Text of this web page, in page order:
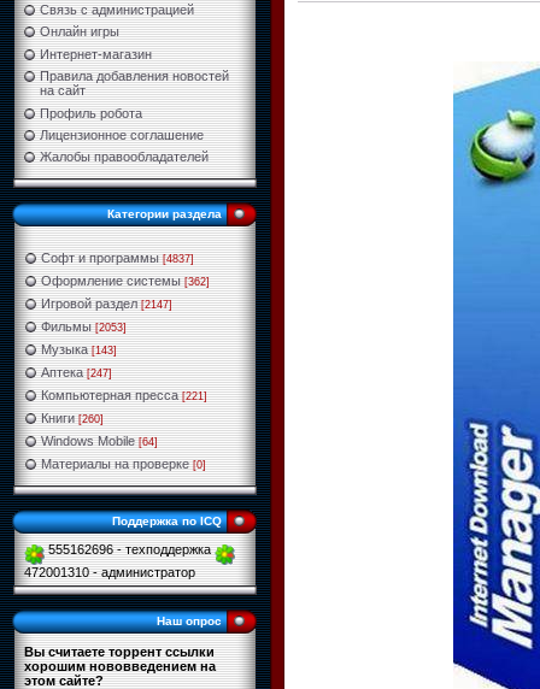
Связь с администрацией
Онлайн игры
Интернет-магазин
Правила добавления новостей
на сайт
Профиль робота
Лицензионное соглашение
Жалобы правообладателей
Категории раздела
Софт и программы [4837]
Оформление системы [362]
Игровой раздел [2147]
Фильмы [2053]
Музыка [143]
Аптека [247]
Компьютерная пресса [221]
Книги [260]
Windows Mobile [64]
Материалы на проверке [0]
Поддержка по ICQ
555162696 - техподдержка
472001310 - администратор
Наш опрос
Вы считаете торрент ссылки
хорошим нововведением на
этом сайте?